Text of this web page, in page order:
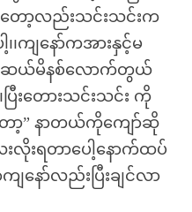
တော့လည်းသင်းသင်းက
ကျနော်ကအားနှင့်မ
၊ ဆယ်မိနစ်လောက်တွယ်
းတေားသင်းသင်း ကို
ော့” နာတယ်ကိုကျော်ဆို
းလိုးရတာပေါ့နောက်ထပ်
နော်လည်းပြီးချင်လာ